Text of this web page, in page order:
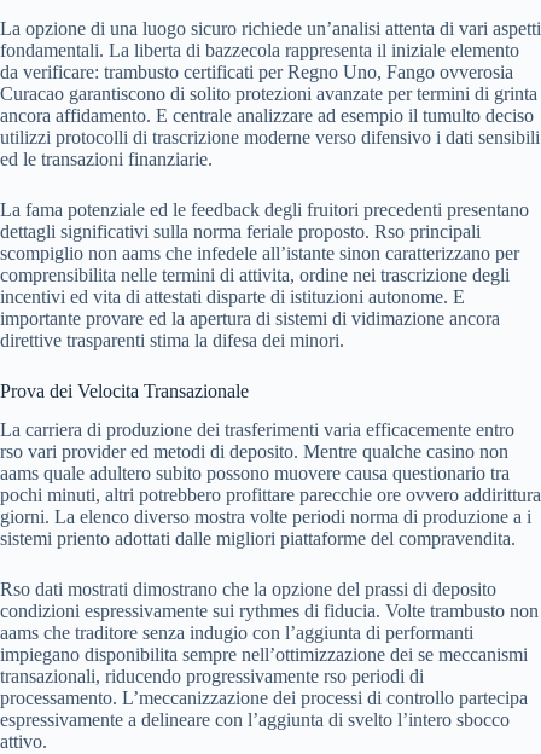
La opzione di una luogo sicuro richiede un’analisi attenta di vari aspetti
fondamentali. La liberta di bazzecola rappresenta il iniziale elemento
da verificare: trambusto certificati per Regno Uno, Fango ovverosia
Curacao garantiscono di solito protezioni avanzate per termini di grinta
ancora affidamento. E centrale analizzare ad esempio il tumulto deciso
utilizzi protocolli di trascrizione moderne verso difensivo i dati sensibili
ed le transazioni finanziarie.
La fama potenziale ed le feedback degli fruitori precedenti presentano
dettagli significativi sulla norma feriale proposto. Rso principali
scompiglio non aams che infedele all’istante sinon caratterizzano per
comprensibilita nelle termini di attivita, ordine nei trascrizione degli
incentivi ed vita di attestati disparte di istituzioni autonome. E
importante provare ed la apertura di sistemi di vidimazione ancora
direttive trasparenti stima la difesa dei minori.
Prova dei Velocita Transazionale
La carriera di produzione dei trasferimenti varia efficacemente entro
rso vari provider ed metodi di deposito. Mentre qualche casino non
aams quale adultero subito possono muovere causa questionario tra
pochi minuti, altri potrebbero profittare parecchie ore ovvero addirittura
giorni. La elenco diverso mostra volte periodi norma di produzione a i
sistemi priento adottati dalle migliori piattaforme del compravendita.
Rso dati mostrati dimostrano che la opzione del prassi di deposito
condizioni espressivamente sui rythmes di fiducia. Volte trambusto non
aams che traditore senza indugio con l’aggiunta di performanti
impiegano disponibilita sempre nell’ottimizzazione dei se meccanismi
transazionali, riducendo progressivamente rso periodi di
processamento. L’meccanizzazione dei processi di controllo partecipa
espressivamente a delineare con l’aggiunta di svelto l’intero sbocco
attivo.